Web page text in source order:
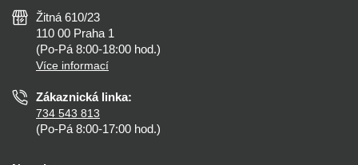
Nejčastější dotazy
Než koupíte
Osvětlení dle místnosti
Zásady ochrany soukromí
Nastavení cookies
Prohlášení o přístupnosti
Žitná 610/23
110 00 Praha 1
(Po-Pá 8:00-18:00 hod.)
Více informací
Zákaznická linka:
734 543 813
(Po-Pá 8:00-17:00 hod.)